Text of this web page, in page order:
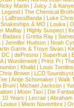
Martin | Juicy J &
Legend | The Chemical
|LaBrassBanda |Luke
Snakeships & MO | Louka |
Maffay | Highly Suspect |
Badass |Gretta Ray |
|Jennifer Hudson |Noah
Garrix & Troye Sivan |
DC |dePresno |Superfruit |
|Wunderwelt |Prinz Pi |
| Khalid | Louis
Brown | LCD
| Antje Schomaker | Walk
Bruni |Michael Jackson |
|Moon Taxi |Die
10 Years | Lecrae | Abraham
|Mario Novembre |